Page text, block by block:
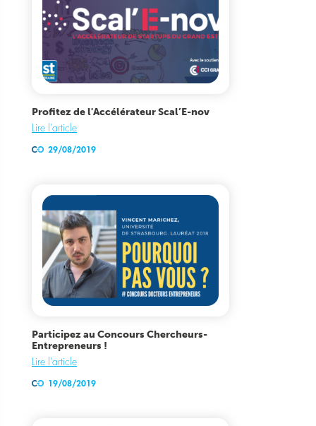
Profitez de l'Accélérateur Scal’E-nov
Lire l'article
29/08/2019
Participez au Concours Chercheurs-
Entrepreneurs !
Lire l'article
19/08/2019